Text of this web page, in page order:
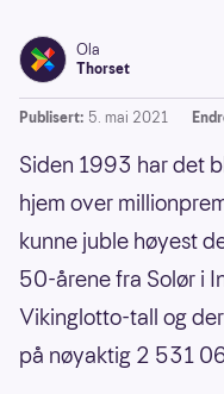
Ola
Thorset
Publisert: 5. mai 2021
Siden 1993 har det
hjem over
kunne juble høyest
50-årene fra Solør i
Vikinglotto-tall og
på nøyaktig 2 531